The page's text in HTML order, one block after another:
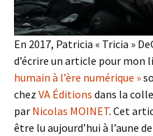
En 2017, Patricia « Tricia »
d’écrire un article pour mon
humain à l’ère numérique »
chez VA Éditions dans la
par Nicolas MOINET. Cet
être lu aujourd’hui à l’aune